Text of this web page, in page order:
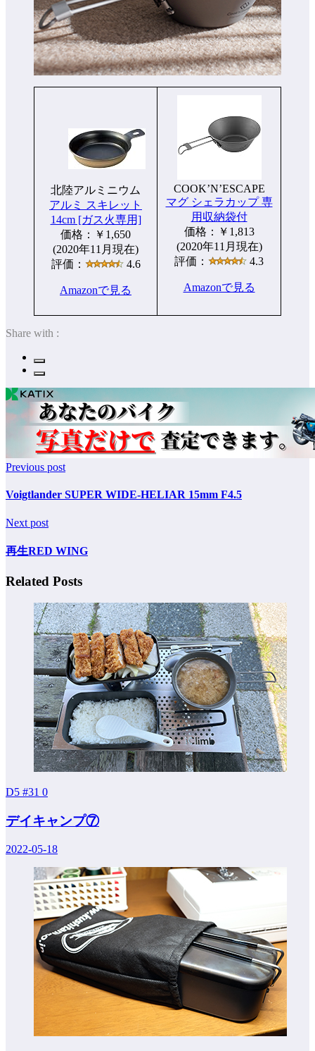
北陸アルミニウム
アルミ スキレット
14cm [ガス火専用]
価格：￥1,650
(2020年11月現在)
評価：
4.6
Amazonで見る
COOK’N’ESCAPE
マグ シェラカップ 専
用収納袋付
価格：￥1,813
(2020年11月現在)
評価：
4.3
Amazonで見る
Share with :
Previous post
Voigtlander SUPER WIDE-HELIAR 15mm F4.5
Next post
再生RED WING
Related Posts
D5 #31 0
デイキャンプ⑦
2022-05-18